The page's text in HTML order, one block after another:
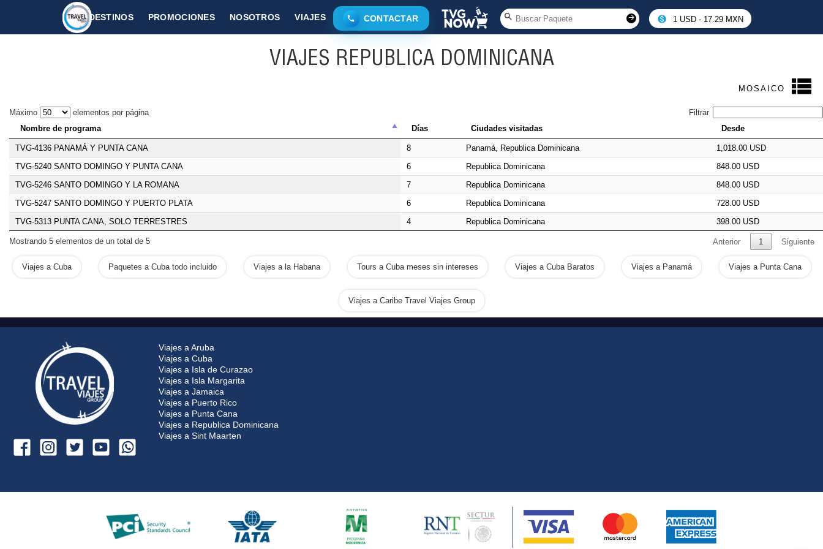
DESTINOS PROMOCIONES NOSOTROS VIAJES CONTACTAR 1 USD - 17.29 MXN
CARIBE REPUBLICA DOMINICANA
VIAJES REPUBLICA DOMINICANA
MOSAICO
Máximo elementos por página
Filtrar
Nombre de programa
Días Ciudades visitadas Desde
TVG-4136 PANAMÁ Y PUNTA CANA 8 Panamá, Republica Dominicana
1,018.00 USD
TVG-5240 SANTO DOMINGO Y PUNTA CANA
6 Republica Dominicana
848.00 USD
TVG-5246 SANTO DOMINGO Y LA ROMANA
7 Republica Dominicana
848.00 USD
TVG-5247 SANTO DOMINGO Y PUERTO PLATA
6 Republica Dominicana
728.00 USD
TVG-5313 PUNTA CANA, SOLO TERRESTRES
4 Republica Dominicana 398.00 USD
Mostrando 5 elementos de un total de 5 Anterior 1 Siguiente
Viajes a Cuba Paquetes a Cuba todo incluido Viajes a la Habana Tours a Cuba meses sin intereses Viajes a Cuba Baratos Viajes a Panamá Viajes a Punta Cana
Viajes a Caribe Travel Viajes Group
Viajes a Aruba
Viajes a Cuba
Viajes a Isla de Curazao
Viajes a Isla Margarita
Viajes a Jamaica
Viajes a Puerto Rico
Viajes a Punta Cana
Viajes a Republica Dominicana
Viajes a Sint Maarten